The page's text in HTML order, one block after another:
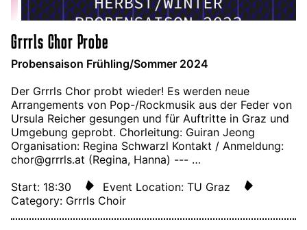
Grrrls Chor Probe
Probensaison Frühling/Sommer 2024
Der Grrrls Chor probt wieder! Es werden neue
Arrangements von Pop-/Rockmusik aus der Feder von
Ursula Reicher gesungen und für Auftritte in Graz und
Umgebung geprobt. Chorleitung: Guiran Jeong
Organisation: Regina Schwarzl Kontakt / Anmeldung:
chor@grrrls.at (Regina, Hanna) --- …
Start: 18:30
Event Location: TU Graz
Category: Grrrls Choir